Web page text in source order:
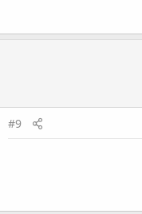
و حدیث
مصطفیٰؐ
کی
#9